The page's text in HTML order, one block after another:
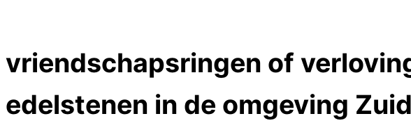
vriendschapsringen of
edelstenen in de omgeving